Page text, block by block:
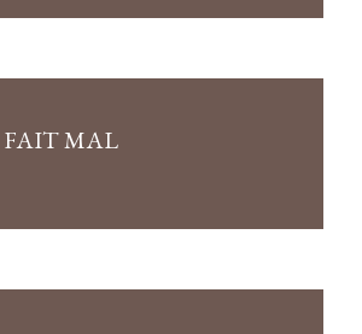
FAIT MAL